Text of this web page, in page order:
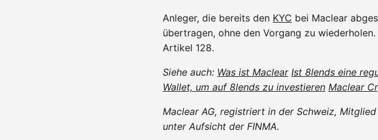
Anleger, die bereits den KYC bei Maclear
übertragen, ohne den Vorgang zu
Artikel 128.
Siehe auch: Was ist Maclear Ist 8lends eine
Wallet, um auf 8lends zu investieren Maclear
Maclear AG, registriert in der Schweiz,
unter Aufsicht der FINMA.